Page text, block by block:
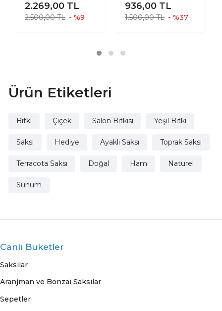
Saksılık Salon
Çiçeklik İkili Set 3
2.269,00 TL
2.500,00 TL - %9
Saksılık Salon
Çiçeklik - 19 CM
936,00 TL
1.500,00 TL - %37
Ürün Etiketleri
Bitki Çiçek Salon Bitkisi Yeşil Bitki
Saksı Hediye Ayaklı Saksı Toprak Saksı
Terracota Saksı Doğal Ham Naturel
Sunum
Canlı Buketler
Saksılar
Aranjman ve Bonzai Saksılar
Sepetler